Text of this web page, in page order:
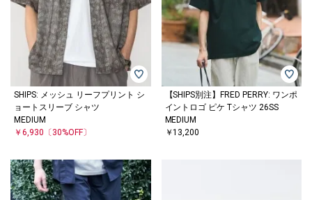
SHIPS: メッシュ リーフプリント シ
ョートスリーブ シャツ
MEDIUM
￥6,930 〔30%OFF〕
【SHIPS別注】FRED PERRY: ワンポ
イントロゴ ピケ Tシャツ 26SS
MEDIUM
￥13,200